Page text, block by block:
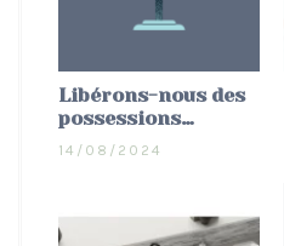
Libérons-nous des
possessions…
14/08/2024